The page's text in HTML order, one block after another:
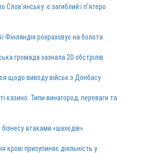
Слов'янську: є загиблий і п'ятеро
Фінляндія розраховує на болота
громада зазнала 20 обстрілів
щодо виводу військ з Донбасу
казино. Типи винагород, переваги та
атаками «шахедів»
крові призупиняє діяльність у